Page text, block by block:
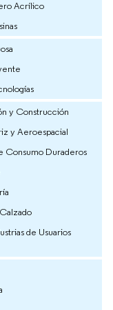
Acrílico
y Construcción
y Aeroespacial
Consumo Duraderos
de Usuarios